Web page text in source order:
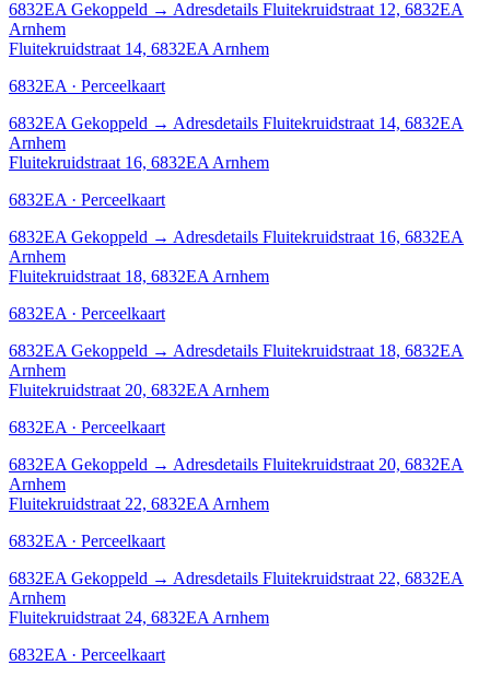
6832EA Gekoppeld → Adresdetails Fluitekruidstraat 12, 6832EA
Arnhem
Fluitekruidstraat 14, 6832EA Arnhem
6832EA · Perceelkaart
6832EA Gekoppeld → Adresdetails Fluitekruidstraat 14, 6832EA
Arnhem
Fluitekruidstraat 16, 6832EA Arnhem
6832EA · Perceelkaart
6832EA Gekoppeld → Adresdetails Fluitekruidstraat 16, 6832EA
Arnhem
Fluitekruidstraat 18, 6832EA Arnhem
6832EA · Perceelkaart
6832EA Gekoppeld → Adresdetails Fluitekruidstraat 18, 6832EA
Arnhem
Fluitekruidstraat 20, 6832EA Arnhem
6832EA · Perceelkaart
6832EA Gekoppeld → Adresdetails Fluitekruidstraat 20, 6832EA
Arnhem
Fluitekruidstraat 22, 6832EA Arnhem
6832EA · Perceelkaart
6832EA Gekoppeld → Adresdetails Fluitekruidstraat 22, 6832EA
Arnhem
Fluitekruidstraat 24, 6832EA Arnhem
6832EA · Perceelkaart